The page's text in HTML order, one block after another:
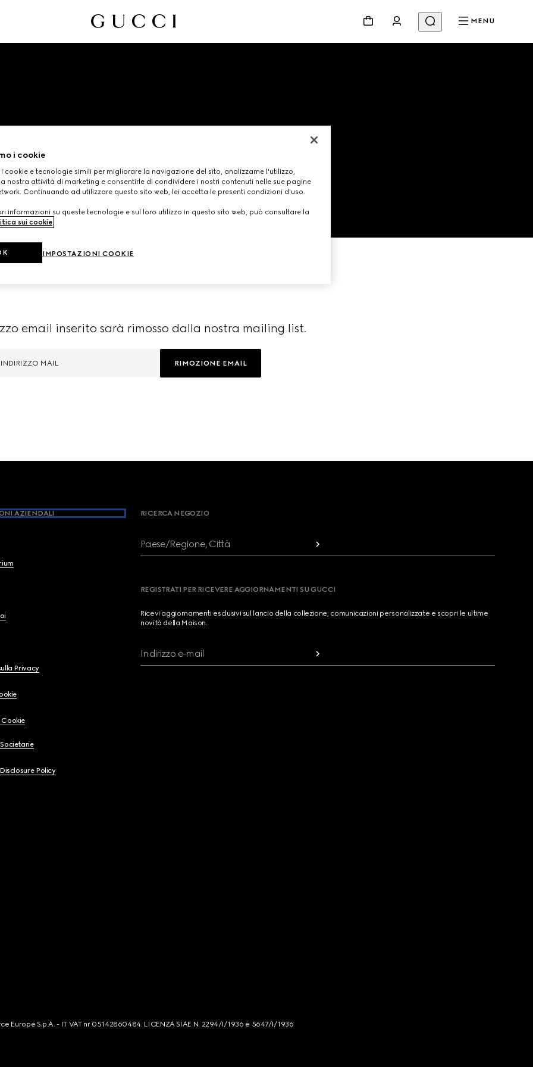
MENU
NEWSLETTER
email inserito sarà rimosso dalla nostra mailing list.
RIMOZIONE EMAIL
AZIENDALI
Privacy
Policy
RICERCA NEGOZIO
Paese/Regione, Città
REGISTRATI PER RICEVERE AGGIORNAMENTI SU GUCCI
Ricevi aggiornamenti esclusivi sul lancio della collezione, comunicazioni personalizzate e scopri le ultime
novità della Maison.
Indirizzo e-mail
Europe S.p.A. - IT VAT nr 05142860484. LICENZA SIAE N. 2294/I/1936 e 5647/I/1936
i cookie
cookie e tecnologie simili per migliorare la navigazione del sito, analizzarne l'utilizzo,
nostra attività di marketing e consentirle di condividere i nostri contenuti nelle sue pagine
Continuando ad utilizzare questo sito web, lei accetta le presenti condizioni d'uso.
informazioni su queste tecnologie e sul loro utilizzo in questo sito web, può consultare la
sui cookie
IMPOSTAZIONI COOKIE